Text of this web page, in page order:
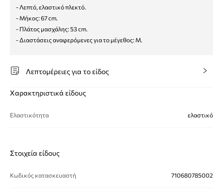
- Λεπτό, ελαστικό πλεκτό.
- Μήκος: 67 cm.
- Πλάτος μασχάλης: 53 cm.
- Διαστάσεις αναφερόμενες για το μέγεθος: M.
Λεπτομέρειες για το είδος
Χαρακτηριστικά είδους
Ελαστικότητα ελαστικό
Στοιχεία είδους
Κωδικός κατασκευαστή 710680785002